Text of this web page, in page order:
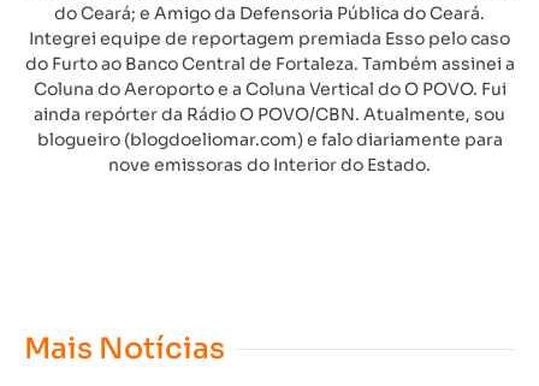
do Ceará; e Amigo da Defensoria Pública do Ceará.
Integrei equipe de reportagem premiada Esso pelo caso
do Furto ao Banco Central de Fortaleza. Também assinei a
Coluna do Aeroporto e a Coluna Vertical do O POVO. Fui
ainda repórter da Rádio O POVO/CBN. Atualmente, sou
blogueiro (blogdoeliomar.com) e falo diariamente para
nove emissoras do Interior do Estado.
Mais Notícias